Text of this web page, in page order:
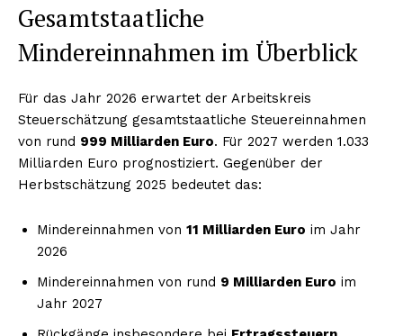
Gesamtstaatliche
Mindereinnahmen im Überblick
Für das Jahr 2026 erwartet der Arbeitskreis
Steuerschätzung gesamtstaatliche Steuereinnahmen
von rund 999 Milliarden Euro. Für 2027 werden 1.033
Milliarden Euro prognostiziert. Gegenüber der
Herbstschätzung 2025 bedeutet das:
Mindereinnahmen von 11 Milliarden Euro im Jahr
2026
Mindereinnahmen von rund 9 Milliarden Euro im
Jahr 2027